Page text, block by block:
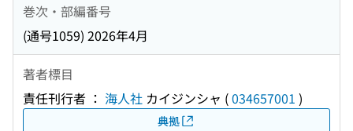
巻次・部編番号
(通号1059) 2026年4月
著者標目
責任刊行者 ： 海人社 カイジンシャ (034657001 )
典拠